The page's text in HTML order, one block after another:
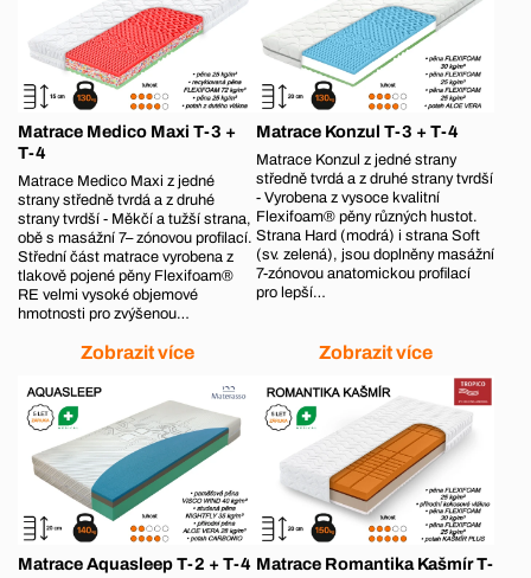
Matrace Medico Maxi T-3 +
T-4
Matrace Medico Maxi z jedné
strany středně tvrdá a z druhé
strany tvrdší - Měkčí a tužší strana,
obě s masážní 7– zónovou profilací.
Střední část matrace vyrobena z
tlakově pojené pěny Flexifoam®
RE velmi vysoké objemové
hmotnosti pro zvýšenou…
Zobrazit více
Matrace Konzul T-3 + T-4
Matrace Konzul z jedné strany
středně tvrdá a z druhé strany tvrdší
- Vyrobena z vysoce kvalitní
Flexifoam® pěny různých hustot.
Strana Hard (modrá) i strana Soft
(sv. zelená), jsou doplněny masážní
7-zónovou anatomickou profilací
pro lepší…
Zobrazit více
Matrace Aquasleep T-2 + T-4 Matrace Romantika Kašmír T-